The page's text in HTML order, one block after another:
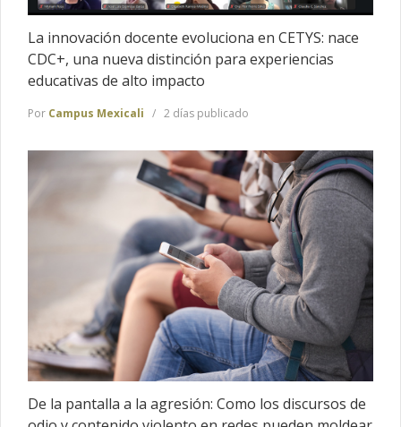
La innovación docente evoluciona en CETYS: nace
CDC+, una nueva distinción para experiencias
educativas de alto impacto
Por Campus Mexicali 2 días publicado
De la pantalla a la agresión: Como los discursos de